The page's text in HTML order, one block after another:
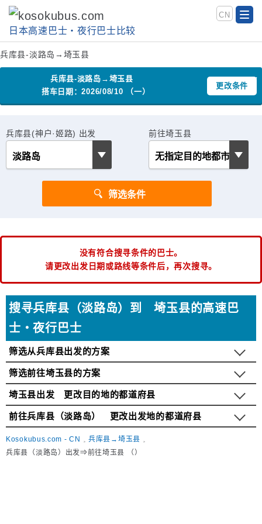
日本高速巴士‧夜行巴士比较
CN
兵库县-淡路岛→埼玉县
兵库县-淡路岛→埼玉县
搭车日期：2026/08/10 （一）
更改条件
兵库县(神户·姬路) 出发 前往埼玉县
没有符合搜寻条件的巴士。
请更改出发日期或路线等条件后，再次搜寻。
搜寻兵库县（淡路岛）到 埼玉县的高速巴
士・夜行巴士
筛选从兵库县出发的方案
筛选前往埼玉县的方案
埼玉县出发 更改目的地的都道府县
前往兵库县（淡路岛） 更改出发地的都道府县
Kosokubus.com - CN
兵库县→埼玉县
兵库县（淡路岛）出发⇒前往埼玉县 （）